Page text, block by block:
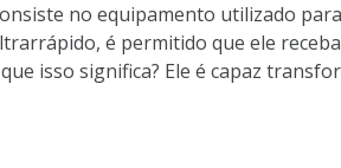
no equipamento utilizado
é permitido que ele
isso significa? Ele é capaz